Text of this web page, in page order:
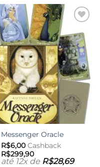
Adicionar
aos meus
desejos
Messenger Oracle
R$6,00 Cashback
R$299,90
até 12x de R$28,69